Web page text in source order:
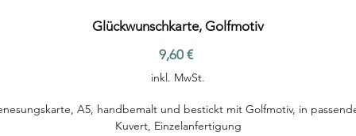
Glückwunschkarte, Golfmotiv
9,60 €Preis
inkl. MwSt.
A5, handbemalt und bestickt mit Golfmotiv, in
Kuvert, Einzelanfertigung